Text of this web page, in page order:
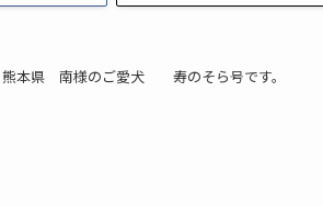
熊本県 南様のご愛犬 寿のそら号です。